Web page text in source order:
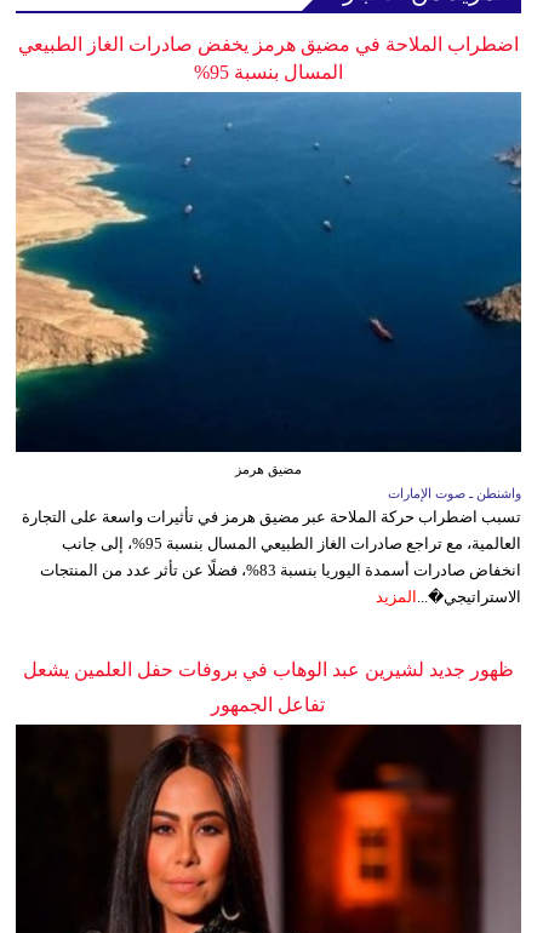
اضطراب الملاحة في مضيق هرمز يخفض صادرات الغاز الطبيعي
المسال بنسبة 95%
مضيق هرمز
واشنطن ـ صوت الإمارات
تسبب اضطراب حركة الملاحة عبر مضيق هرمز في تأثيرات واسعة على التجارة
العالمية، مع تراجع صادرات الغاز الطبيعي المسال بنسبة 95%، إلى جانب
انخفاض صادرات أسمدة اليوريا بنسبة 83%، فضلًا عن تأثر عدد من المنتجات
الاستراتيجي�... المزيد
ظهور جديد لشيرين عبد الوهاب في بروفات حفل العلمين يشعل
تفاعل الجمهور